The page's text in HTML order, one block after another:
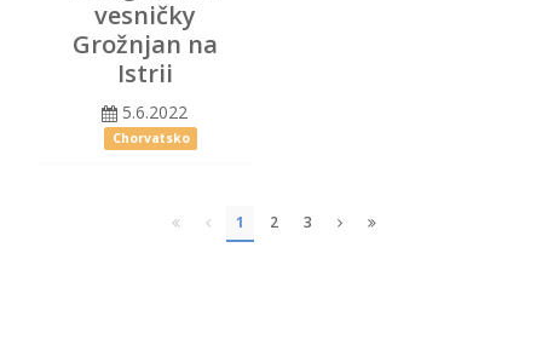
vesničky
Grožnjan na
Istrii
5.6.2022
Chorvatsko
1 2 3